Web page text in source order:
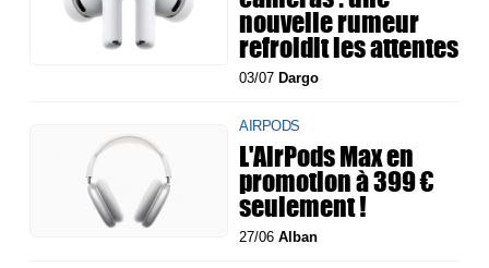
nouvelle rumeur
refroidit les attentes
03/07Dargo
AIRPODS
L'AirPods Max en
promotion à 399 €
seulement !
27/06Alban